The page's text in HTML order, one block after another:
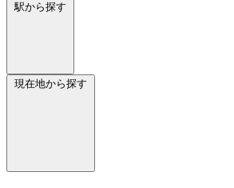
駅から探す
現在地から探す